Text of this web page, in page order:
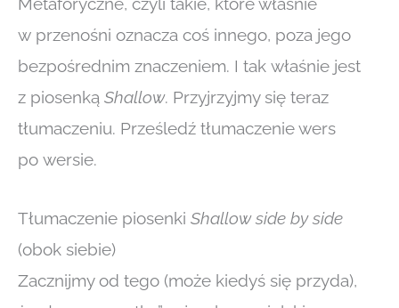
w przenośni oznacza coś innego, poza jego
bezpośrednim znaczeniem. I tak właśnie jest
z piosenką Shallow. Przyjrzyjmy się teraz
tłumaczeniu. Prześledź tłumaczenie wers
po wersie.
Tłumaczenie piosenki Shallow side by side
(obok siebie)
Zacznijmy od tego (może kiedyś się przyda),